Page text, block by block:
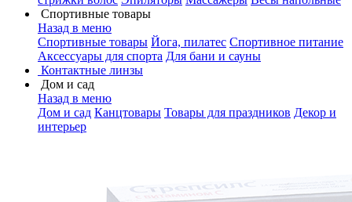
Спортивные товары
Назад в меню
Спортивные товары Йога, пилатес Спортивное питание
Аксессуары для спорта Для бани и сауны
Контактные линзы
Дом и сад
Назад в меню
Дом и сад Канцтовары Товары для праздников Декор и
интерьер